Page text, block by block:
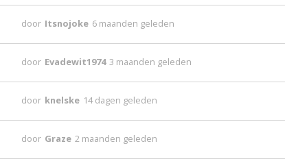
door Itsnojoke 6 maanden geleden
door Evadewit1974 3 maanden geleden
door knelske 14 dagen geleden
door Graze 2 maanden geleden